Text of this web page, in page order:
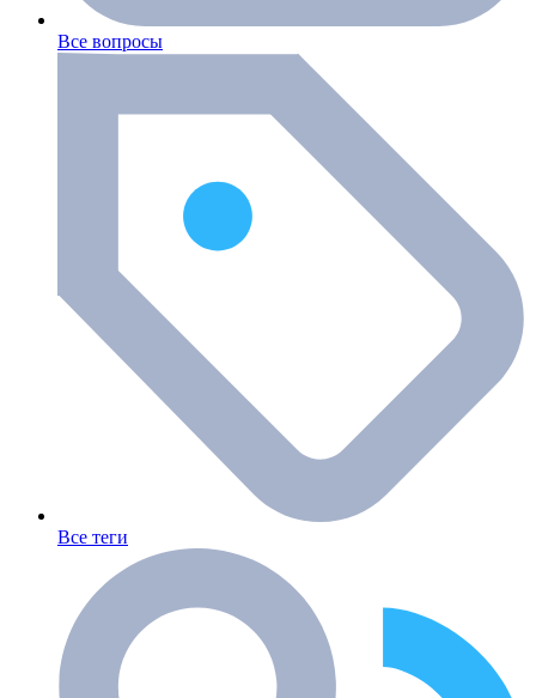
Все вопросы
Все теги